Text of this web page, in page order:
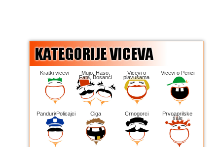
Kratki vicevi Mujo, Haso,
Fata, Bosanci
Vicevi o
plavušama
Vicevi o Perici
Panduri/Policajci Ciga Crnogorci Prvoaprilske
šale